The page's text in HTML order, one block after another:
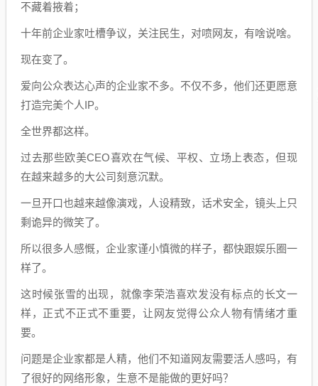
不藏着掖着；
十年前企业家吐槽争议，关注民生，对喷网友，有啥说啥。
现在变了。
爱向公众表达心声的企业家不多。不仅不多，他们还更愿意
打造完美个人IP。
全世界都这样。
过去那些欧美CEO喜欢在气候、平权、立场上表态，但现
在越来越多的大公司刻意沉默。
一旦开口也越来越像演戏，人设精致，话术安全，镜头上只
剩诡异的微笑了。
所以很多人感慨，企业家谨小慎微的样子，都快跟娱乐圈一
样了。
这时候张雪的出现，就像李荣浩喜欢发没有标点的长文一
样，正式不正式不重要，让网友觉得公众人物有情绪才重
要。
问题是企业家都是人精，他们不知道网友需要活人感吗，有
了很好的网络形象，生意不是能做的更好吗？